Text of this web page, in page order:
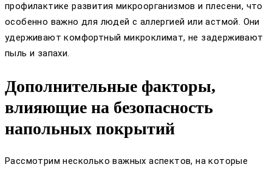
профилактике развития микроорганизмов и плесени, что
особенно важно для людей с аллергией или астмой. Они
удерживают комфортный микроклимат, не задерживают
пыль и запахи.
Дополнительные факторы,
влияющие на безопасность
напольных покрытий
Рассмотрим несколько важных аспектов, на которые